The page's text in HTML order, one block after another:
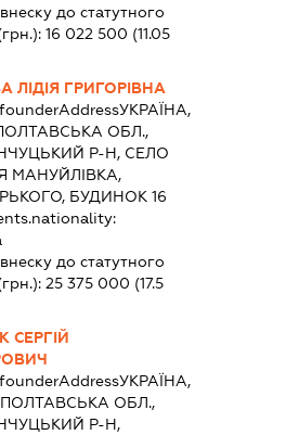
до статутного
16 022 500 (11.05
ЛІДІЯ ГРИГОРІВНА
УКРАЇНА,
ОБЛ.,
Р-Н, СЕЛО
МАНУЙЛІВКА,
БУДИНОК 16
до статутного
25 375 000 (17.5
СЕРГІЙ
УКРАЇНА,
ПОЛТАВСЬКА ОБЛ.,
Р-Н,